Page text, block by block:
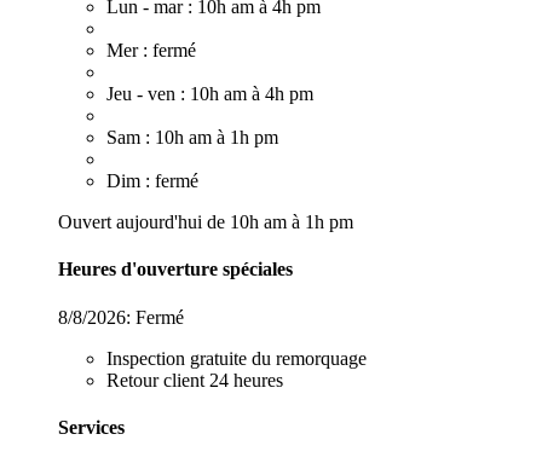
Lun - mar : 10h am à 4h pm
Mer : fermé
Jeu - ven : 10h am à 4h pm
Sam : 10h am à 1h pm
Dim : fermé
Ouvert aujourd'hui de 10h am à 1h pm
Heures d'ouverture spéciales
8/8/2026: Fermé
Inspection gratuite du remorquage
Retour client 24 heures
Services